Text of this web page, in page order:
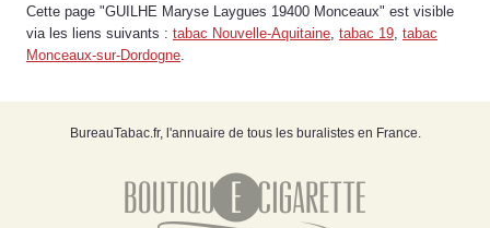
Cette page "GUILHE Maryse Laygues 19400 Monceaux" est visible
via les liens suivants : tabac Nouvelle-Aquitaine tabac 19 tabac
Monceaux-sur-Dordogne
BureauTabac.fr, l'annuaire de tous les buralistes en France.